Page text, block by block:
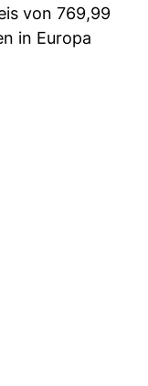
von 769,99
in Europa